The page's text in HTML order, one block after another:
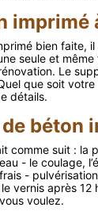
bien faite,
seule et
Le
que soit
détails.
béton
comme suit : la
- le coulage,
-
vernis après
voulez.